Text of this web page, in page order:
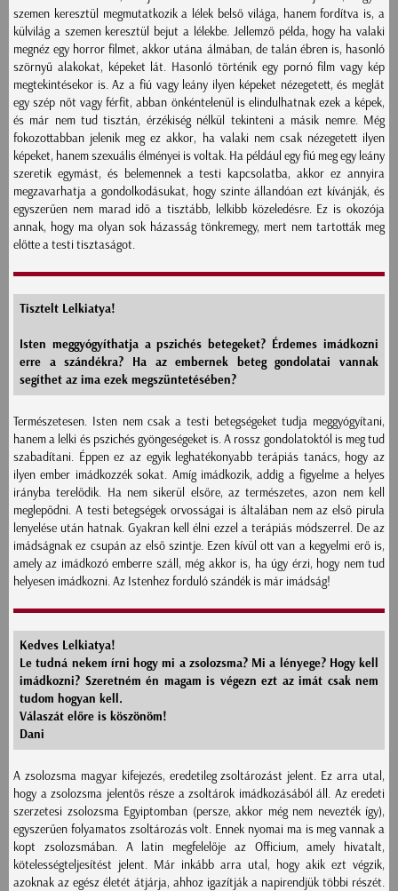
szemen keresztül megmutatkozik a lélek belső világa, hanem fordítva is, a
külvilág a szemen keresztül bejut a lélekbe. Jellemző példa, hogy ha valaki
megnéz egy horror filmet, akkor utána álmában, de talán ébren is, hasonló
szörnyű alakokat, képeket lát. Hasonló történik egy pornó film vagy kép
megtekintésekor is. Az a fiú vagy leány ilyen képeket nézegetett, és meglát
egy szép nőt vagy férfit, abban önkéntelenül is elindulhatnak ezek a képek,
és már nem tud tisztán, érzékiség nélkül tekinteni a másik nemre. Még
fokozottabban jelenik meg ez akkor, ha valaki nem csak nézegetett ilyen
képeket, hanem szexuális élményei is voltak. Ha például egy fiú meg egy leány
szeretik egymást, és belemennek a testi kapcsolatba, akkor ez annyira
megzavarhatja a gondolkodásukat, hogy szinte állandóan ezt kívánják, és
egyszerűen nem marad idő a tisztább, lelkibb közeledésre. Ez is okozója
annak, hogy ma olyan sok házasság tönkremegy, mert nem tartották meg
előtte a testi tisztaságot.
Tisztelt Lelkiatya!
Isten meggyógyíthatja a pszichés betegeket? Érdemes imádkozni
erre a szándékra? Ha az embernek beteg gondolatai vannak
segíthet az ima ezek megszüntetésében?
Természetesen. Isten nem csak a testi betegségeket tudja meggyógyítani,
hanem a lelki és pszichés gyöngeségeket is. A rossz gondolatoktól is meg tud
szabadítani. Éppen ez az egyik leghatékonyabb terápiás tanács, hogy az
ilyen ember imádkozzék sokat. Amíg imádkozik, addig a figyelme a helyes
irányba terelődik. Ha nem sikerül elsőre, az természetes, azon nem kell
meglepődni. A testi betegségek orvosságai is általában nem az első pirula
lenyelése után hatnak. Gyakran kell élni ezzel a terápiás módszerrel. De az
imádságnak ez csupán az első szintje. Ezen kívül ott van a kegyelmi erő is,
amely az imádkozó emberre száll, még akkor is, ha úgy érzi, hogy nem tud
helyesen imádkozni. Az Istenhez forduló szándék is már imádság!
Kedves Lelkiatya!
Le tudná nekem írni hogy mi a zsolozsma? Mi a lényege? Hogy kell
imádkozni? Szeretném én magam is végezn ezt az imát csak nem
tudom hogyan kell.
Válaszát előre is köszönöm!
Dani
A zsolozsma magyar kifejezés, eredetileg zsoltározást jelent. Ez arra utal,
hogy a zsolozsma jelentős része a zsoltárok imádkozásából áll. Az eredeti
szerzetesi zsolozsma Egyiptomban (persze, akkor még nem nevezték így),
egyszerűen folyamatos zsoltározás volt. Ennek nyomai ma is meg vannak a
kopt zsolozsmában. A latin megfelelője az Officium, amely hivatalt,
kötelességteljesítést jelent. Már inkább arra utal, hogy akik ezt végzik,
azoknak az egész életét átjárja, ahhoz igazítják a napirendjük többi részét.